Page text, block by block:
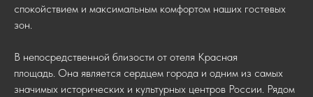
спокойствием и максимальным комфортом наших гостевых
зон.
В непосредственной близости от отеля Красная
площадь. Она является сердцем города и одним из самых
значимых исторических и культурных центров России. Рядом